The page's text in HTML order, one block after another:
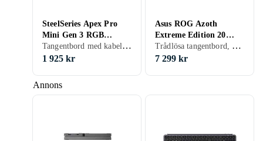
Annons
SteelSeries Apex Pro
Mini Gen 3 RGB
(Nordic)
Tangentbord med kabel, Gamingtangentbord, Engelsk, TKL (tenkeyless/kompakt)
1 925 kr
Asus ROG Azoth
Extreme Edition 20
(Nordisk)
Trådlösa tangentbord, Gamingtangentbord, Mekaniskt, Engelsk, Mac
7 299 kr